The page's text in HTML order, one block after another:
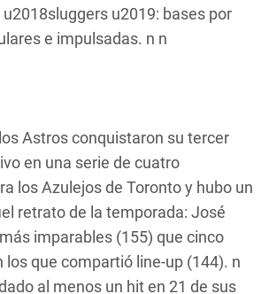
u2019: bases por
e impulsadas. n n
Astros conquistaron su tercer
en una serie de cuatro
los Azulejos de Toronto y hubo un
retrato de la temporada: José
imparables (155) que cinco
los que compartió line-up (144). n
al menos un hit en 21 de sus